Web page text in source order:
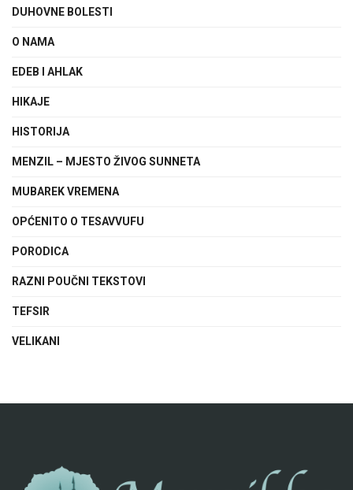
DUHOVNE BOLESTI
O NAMA
EDEB I AHLAK
HIKAJE
HISTORIJA
MENZIL – MJESTO ŽIVOG SUNNETA
MUBAREK VREMENA
OPĆENITO O TESAVVUFU
PORODICA
RAZNI POUČNI TEKSTOVI
TEFSIR
VELIKANI